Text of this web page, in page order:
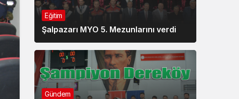
Eğitim
Şalpazarı MYO 5. Mezunlarını verdi
Gündem